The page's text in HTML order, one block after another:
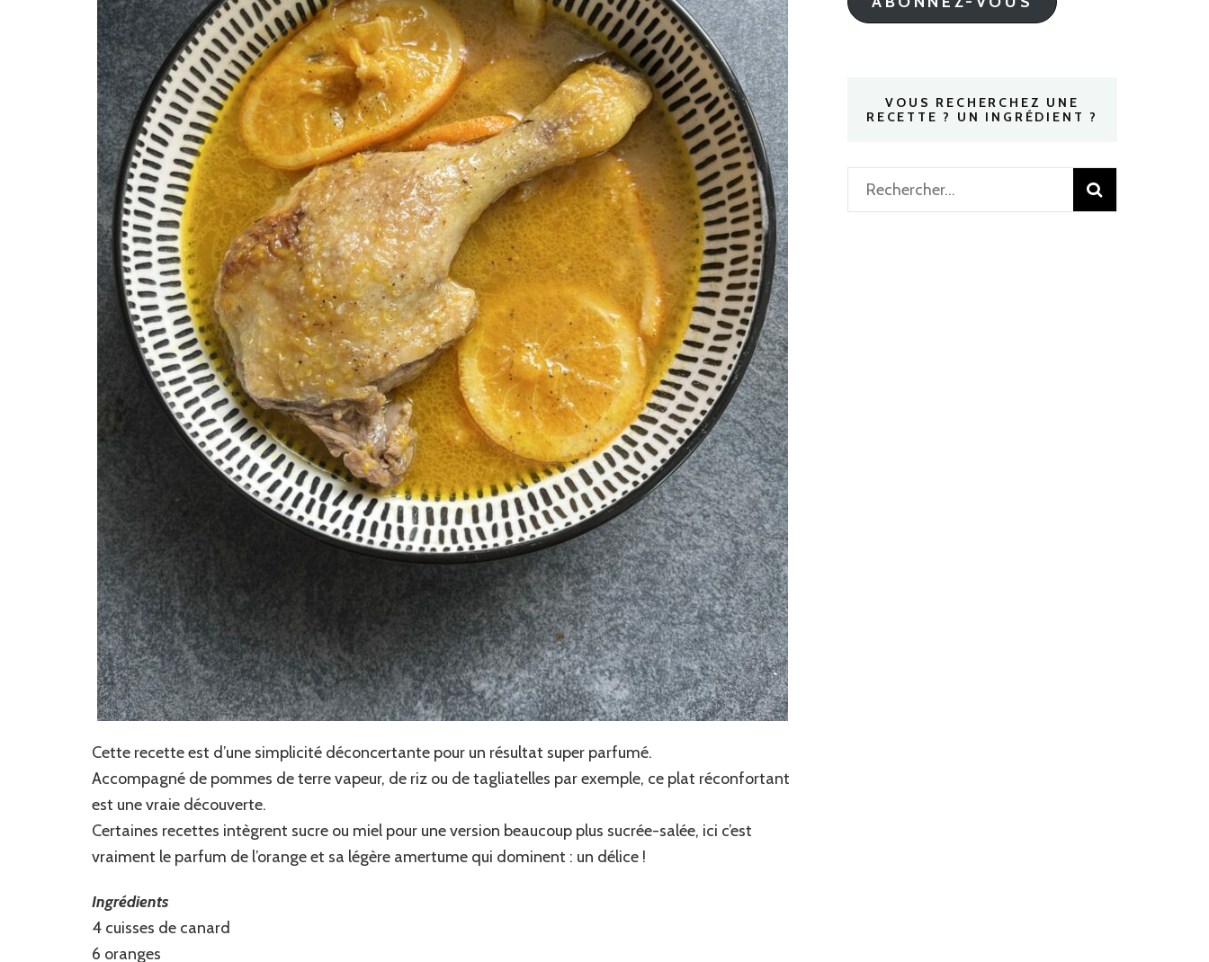
Cette recette est d’une simplicité déconcertante pour un résultat super parfumé.
Accompagné de pommes de terre vapeur, de riz ou de tagliatelles par exemple, ce plat réconfortant
est une vraie découverte.
Certaines recettes intègrent sucre ou miel pour une version beaucoup plus sucrée-salée, ici c’est
vraiment le parfum de l’orange et sa légère amertume qui dominent : un délice !
Ingrédients
4 cuisses de canard
6 oranges
VOUS RECHERCHEZ UNE
RECETTE ? UN INGRÉDIENT ?
Rechercher :